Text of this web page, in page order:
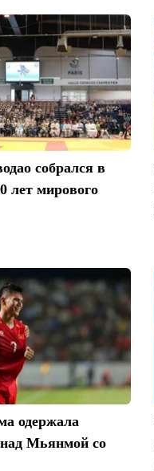
собрался в
лет мирового
одержала
Мьянмой со